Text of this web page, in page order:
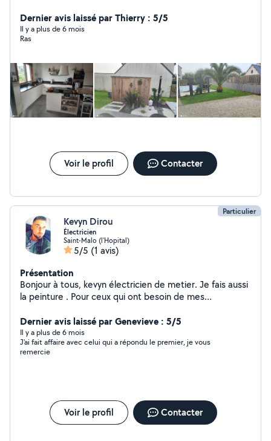
Dernier avis laissé par Thierry : 5/5
Il y a plus de 6 mois
Ras
Voir le profil Contacter
Particulier
Kevyn Dirou
Électricien
Saint-Malo (l'Hopital)
5/5 (1 avis)
Présentation
Bonjour à tous, kevyn électricien de metier. Je fais aussi
la peinture . Pour ceux qui ont besoin de mes
Cordialement .
Dernier avis laissé par Genevieve : 5/5
Il y a plus de 6 mois
J'ai fait affaire avec celui qui a répondu le premier, je vous
remercie
Voir le profil Contacter